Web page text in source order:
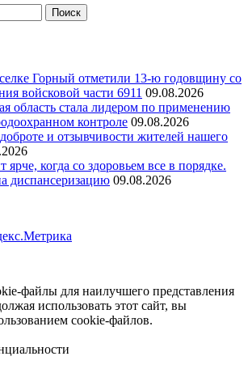
Горный отметили 13-ю годовщину со
войсковой части 6911 09.08.2026
область стала лидером по применению
контроле 09.08.2026
и отзывчивости жителей нашего
ярче, когда со здоровьем все в порядке.
диспансеризацию 09.08.2026
файлы для наилучшего представления
использовать этот сайт, вы
cookie-файлов.